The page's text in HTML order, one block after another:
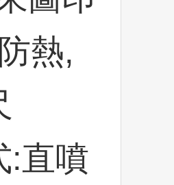
熱,
:直噴